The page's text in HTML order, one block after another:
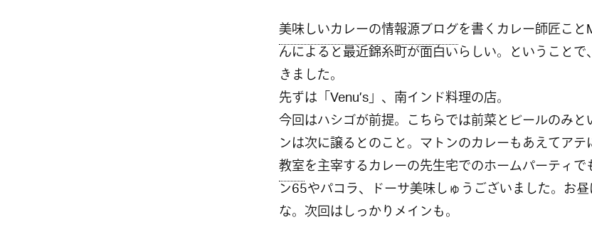
美味しいカレーの情報源ブログを書くカレー師匠こ
んによると最近錦糸町が面白いらしい。ということ
きました。
先ずは「Venu’s」、南インド料理の店。
今回はハシゴが前提。こちらでは前菜とビールのみと
ンは次に譲るとのこと。マトンのカレーもあえてアテ
教室を主宰するカレーの先生宅でのホームパーティ
ン65やパコラ、ドーサ美味しゅうございました。お
な。次回はしっかりメインも。